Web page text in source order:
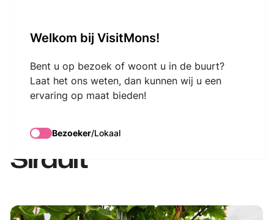
Welkom bij VisitMons!
Bent u op bezoek of woont u in de buurt?
Laat het ons weten, dan kunnen wij u een
ervaring op maat bieden!
Bezoeker/Lokaal
Balade à vélo autour
du vignoble de
Sirault